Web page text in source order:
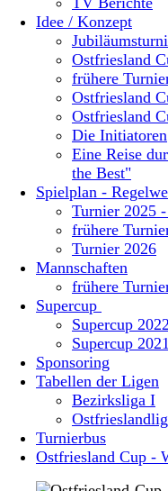
Idee / Konzept
Ostfriesland
frühere
Ostfriesland
Ostfriesland
Die Initiatoren
Eine Reise
the Best"
Spielplan -
Turnier 2025
frühere
Turnier 2026
Mannschaften
frühere
Supercup
Supercup 2022
Supercup 2021
Sponsoring
Tabellen der Ligen
Bezirksliga I
Turnierbus
Ostfriesland Cup -